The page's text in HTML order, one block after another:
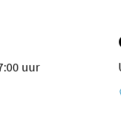
uur